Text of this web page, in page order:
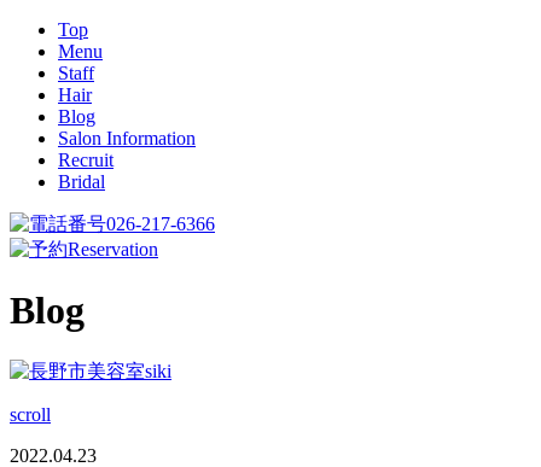
Top
Menu
Staff
Hair
Blog
Salon Information
Recruit
Bridal
026-217-6366
Reservation
Blog
scroll
2022.04.23